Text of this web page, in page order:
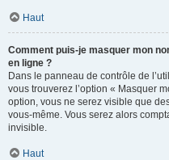
Haut
Comment puis-je masquer mon
en ligne ?
Dans le panneau de contrôle de
vous trouverez l’option « Masquer
option, vous ne serez visible que
vous-même. Vous serez alors
invisible.
Haut